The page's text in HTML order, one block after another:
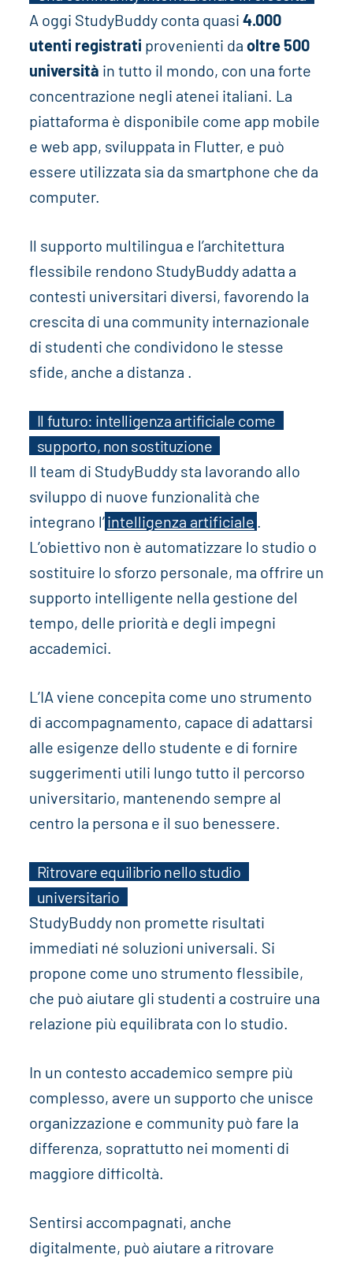
A oggi StudyBuddy conta quasi 4.000
utenti registrati provenienti da oltre 500
università in tutto il mondo, con una forte
concentrazione negli atenei italiani. La
piattaforma è disponibile come app mobile
e web app, sviluppata in Flutter, e può
essere utilizzata sia da smartphone che da
computer.
Il supporto multilingua e l’architettura
flessibile rendono StudyBuddy adatta a
contesti universitari diversi, favorendo la
crescita di una community internazionale
di studenti che condividono le stesse
sfide, anche a distanza .
Il futuro: intelligenza artificiale come
supporto, non sostituzione
Il team di StudyBuddy sta lavorando allo
sviluppo di nuove funzionalità che
integrano l’intelligenza artificiale .
L’obiettivo non è automatizzare lo studio o
sostituire lo sforzo personale, ma offrire un
supporto intelligente nella gestione del
tempo, delle priorità e degli impegni
accademici.
L’IA viene concepita come uno strumento
di accompagnamento, capace di adattarsi
alle esigenze dello studente e di fornire
suggerimenti utili lungo tutto il percorso
universitario, mantenendo sempre al
centro la persona e il suo benessere.
Ritrovare equilibrio nello studio
universitario
StudyBuddy non promette risultati
immediati né soluzioni universali. Si
propone come uno strumento flessibile,
che può aiutare gli studenti a costruire una
relazione più equilibrata con lo studio.
In un contesto accademico sempre più
complesso, avere un supporto che unisce
organizzazione e community può fare la
differenza, soprattutto nei momenti di
maggiore difficoltà.
Sentirsi accompagnati, anche
digitalmente, può aiutare a ritrovare